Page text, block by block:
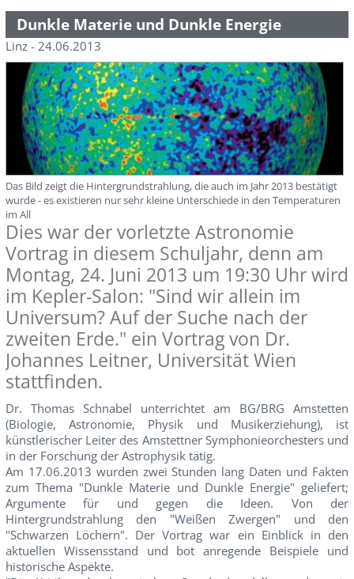
Dunkle Materie und Dunkle Energie
Linz - 24.06.2013
Das Bild zeigt die Hintergrundstrahlung, die auch im Jahr 2013 bestätigt
wurde - es existieren nur sehr kleine Unterschiede in den Temperaturen
im All
Dies war der vorletzte Astronomie
Vortrag in diesem Schuljahr, denn am
Montag, 24. Juni 2013 um 19:30 Uhr wird
im Kepler-Salon: "Sind wir allein im
Universum? Auf der Suche nach der
zweiten Erde." ein Vortrag von Dr.
Johannes Leitner, Universität Wien
stattfinden.
Dr. Thomas Schnabel unterrichtet am BG/BRG Amstetten
(Biologie, Astronomie, Physik und Musikerziehung), ist
künstlerischer Leiter des Amstettner Symphonieorchesters und
in der Forschung der Astrophysik tätig.
Am 17.06.2013 wurden zwei Stunden lang Daten und Fakten
zum Thema "Dunkle Materie und Dunkle Energie" geliefert;
Argumente für und gegen die Ideen. Von der
Hintergrundstrahlung den "Weißen Zwergen" und den
"Schwarzen Löchern". Der Vortrag war ein Einblick in den
aktuellen Wissensstand und bot anregende Beispiele und
historische Aspekte.